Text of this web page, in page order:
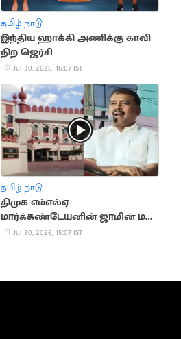
தமிழ் நாடு
இந்திய ஹாக்கி அணிக்கு காவி
நிற ஜெர்சி
Jul 30, 2026, 16:07 IST
தமிழ் நாடு
திமுக எம்எல்ஏ
மார்க்கண்டேயனின் ஜாமின் மனு
தள்ளுபடி
Jul 30, 2026, 15:07 IST